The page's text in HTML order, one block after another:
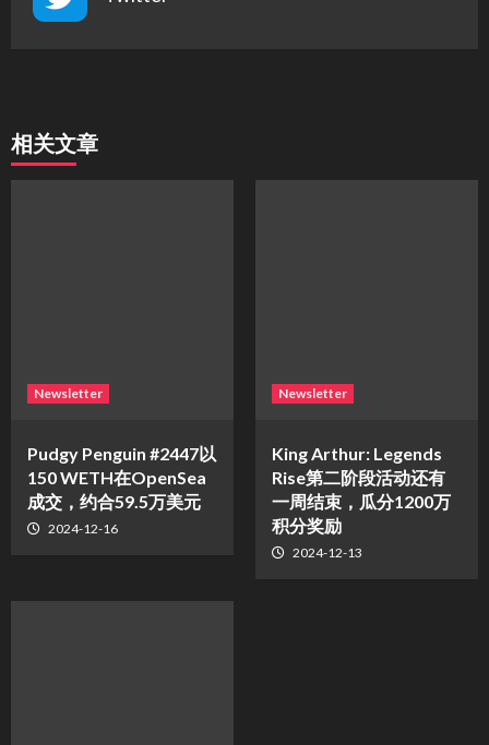
相关文章
Newsletter
Pudgy Penguin #2447以
150 WETH在OpenSea
成交，约合59.5万美元
2024-12-16
Newsletter
King Arthur: Legends
Rise第二阶段活动还有
一周结束，瓜分1200万
积分奖励
2024-12-13